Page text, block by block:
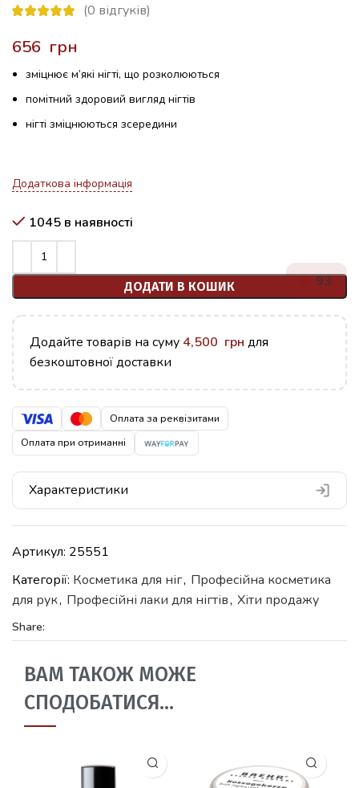
(0 відгуків)
грн
зміцнює м’які нігті, що розколюються
помітний здоровий вигляд нігтів
нігті зміцнюються зсередини
Додаткова інформація
1045 в наявності
ДОДАТИ В КОШИК 93
Додайте товарів на суму 4,500 грн для
безкоштовної доставки
Оплата за реквізитами
Оплата при отриманні
Характеристики
Артикул: 25551
Категорії: Косметика для ніг, Професійна косметика
для рук, Професійні лаки для нігтів, Хіти продажу
Share:
ВАМ ТАКОЖ МОЖЕ
СПОДОБАТИСЯ…